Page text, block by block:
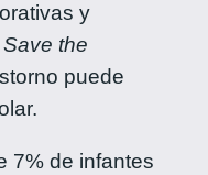
y
Save the
puede
7% de infantes